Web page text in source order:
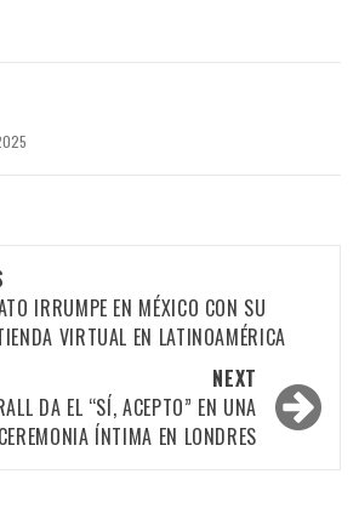
IRRUMPE EN MÉXICO CON SU
VIRTUAL EN LATINOAMÉRICA
NEXT
DA EL “SÍ, ACEPTO” EN UNA
CEREMONIA ÍNTIMA EN LONDRES